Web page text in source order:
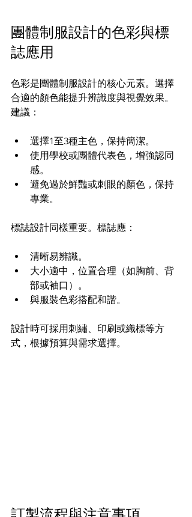
團體制服設計的色彩與標
誌應用
色彩是團體制服設計的核心元素。選擇
合適的顏色能提升辨識度與視覺效果。
建議：
選擇1至3種主色，保持簡潔。
使用學校或團體代表色，增強認同
感。
避免過於鮮豔或刺眼的顏色，保持
專業。
標誌設計同樣重要。標誌應：
清晰易辨識。
大小適中，位置合理（如胸前、背
部或袖口）。
與服裝色彩搭配和諧。
設計時可採用刺繡、印刷或織標等方
式，根據預算與需求選擇。